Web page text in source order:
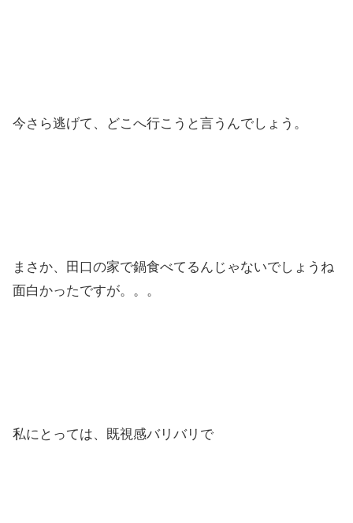
今さら逃げて、どこへ行こうと言うんでしょう。
まさか、田口の家で鍋食べてるんじゃないでしょうね
面白かったですが。。。
私にとっては、既視感バリバリで